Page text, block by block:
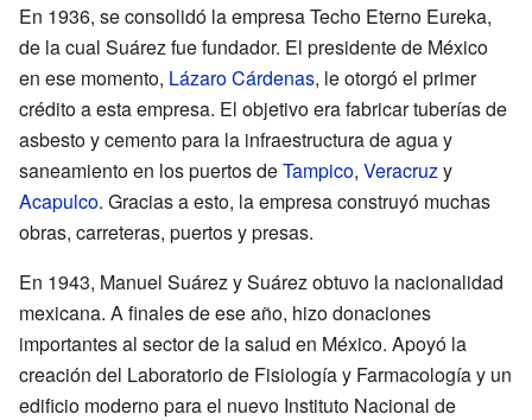
En 1936, se consolidó la empresa Techo Eterno Eureka,
de la cual Suárez fue fundador. El presidente de México
en ese momento, Lázaro Cárdenas, le otorgó el primer
crédito a esta empresa. El objetivo era fabricar tuberías de
asbesto y cemento para la infraestructura de agua y
saneamiento en los puertos deTampico, Veracruz y
Acapulco. Gracias a esto, la empresa construyó muchas
obras, carreteras, puertos y presas.
En 1943, Manuel Suárez y Suárez obtuvo la nacionalidad
mexicana. A finales de ese año, hizo donaciones
importantes al sector de la salud en México. Apoyó la
creación del Laboratorio de Fisiología y Farmacología y un
edificio moderno para el nuevo Instituto Nacional de